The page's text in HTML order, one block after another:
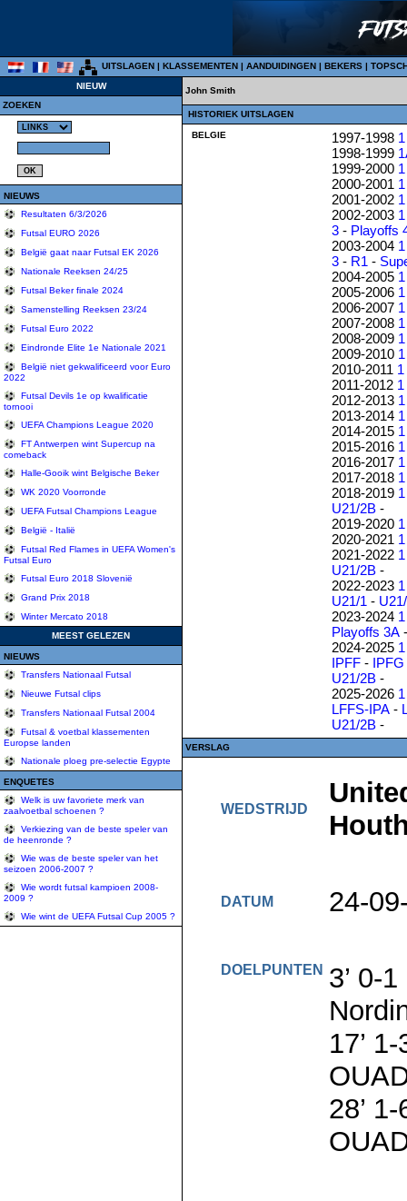
UITSLAGEN | KLASSEMENTEN | AANDUIDINGEN | BEKERS |
NIEUW
ZOEKEN
NIEUWS
Resultaten 6/3/2026
Futsal EURO 2026
België gaat naar Futsal EK 2026
Nationale Reeksen 24/25
Futsal Beker finale 2024
Samenstelling Reeksen 23/24
Futsal Euro 2022
Eindronde Elite 1e Nationale 2021
België niet gekwalificeerd voor Euro
2022
Futsal Devils 1e op kwalificatie
tornooi
UEFA Champions League 2020
FT Antwerpen wint Supercup na
comeback
Halle-Gooik wint Belgische Beker
WK 2020 Voorronde
UEFA Futsal Champions League
België - Italië
Futsal Red Flames in UEFA Women's
Futsal Euro
Futsal Euro 2018 Slovenië
Grand Prix 2018
Winter Mercato 2018
MEEST GELEZEN
NIEUWS
Transfers Nationaal Futsal
Nieuwe Futsal clips
Transfers Nationaal Futsal 2004
Futsal & voetbal klassementen
Europse landen
Nationale ploeg pre-selectie Egypte
ENQUETES
Welk is uw favoriete merk van
zaalvoetbal schoenen ?
Verkiezing van de beste speler van
de heenronde ?
Wie was de beste speler van het
seizoen 2006-2007 ?
Wie wordt futsal kampioen 2008-
2009 ?
Wie wint de UEFA Futsal Cup 2005 ?
John Smith
HISTORIEK UITSLAGEN
BELGIE 1997-1998 1
1998-1999
1999-2000 1
2000-2001 1
2001-2002 1
2002-2003 1
3 - Playoffs
2003-2004 1
3 - R1 -
2004-2005 1
2005-2006 1
2006-2007 1
2007-2008 1
2008-2009 1
2009-2010 1
2010-2011 1
2011-2012 1
2012-2013 1
2013-2014 1
2014-2015 1
2015-2016 1
2016-2017 1
2017-2018 1
2018-2019 1
U21/2B -
2019-2020 1
2020-2021 1
2021-2022 1
U21/2B -
2022-2023 1
U21/1 -
2023-2024 1
Playoffs 3A
2024-2025 1
IPFF - IPFG
U21/2B -
2025-2026 1
LFFS-IPA -
U21/2B -
VERSLAG
WEDSTRIJD
DATUM 24-
DOELPUNTEN 3’ 0-
17’
28’